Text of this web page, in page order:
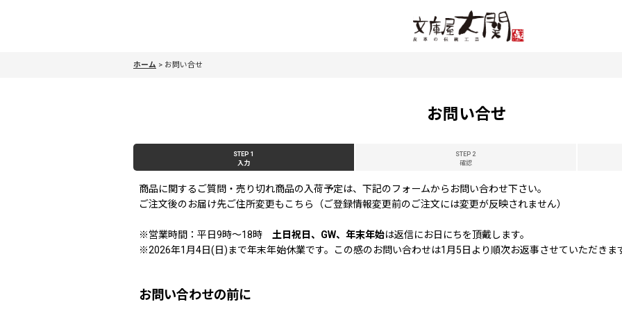
ホーム > お問い合せ
お問い合せ
STEP 1
入力
STEP 2
確認
商品に関するご質問・売り切れ商品の入荷予定は、下記のフォームからお問い合わせ下さい。
ご注文後のお届け先ご住所変更もこちら（ご登録情報変更前のご注文には変更が反映されません）
※営業時間：平日9時〜18時 土日祝日、GW、年末年始は返信にお日にちを頂戴します。
※2026年1月4日(日)まで年末年始休業です。この感のお問い合わせは1月5日より順次お返事させていただきま
お問い合わせの前に